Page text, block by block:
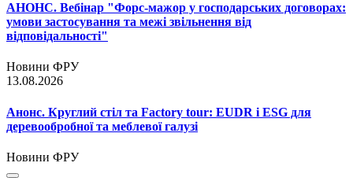
АНОНС. Вебінар "Форс-мажор у господарських договорах:
умови застосування та межі звільнення від
відповідальності"
Новини ФРУ
13.08.2026
Анонс. Круглий стіл та Factory tour: EUDR і ESG для
деревообробної та меблевої галузі
Новини ФРУ